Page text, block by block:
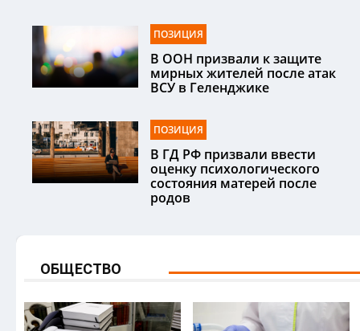
ПОЗИЦИЯ
В ООН призвали к защите
мирных жителей после атак
ВСУ в Геленджике
ПОЗИЦИЯ
В ГД РФ призвали ввести
оценку психологического
состояния матерей после
родов
ОБЩЕСТВО